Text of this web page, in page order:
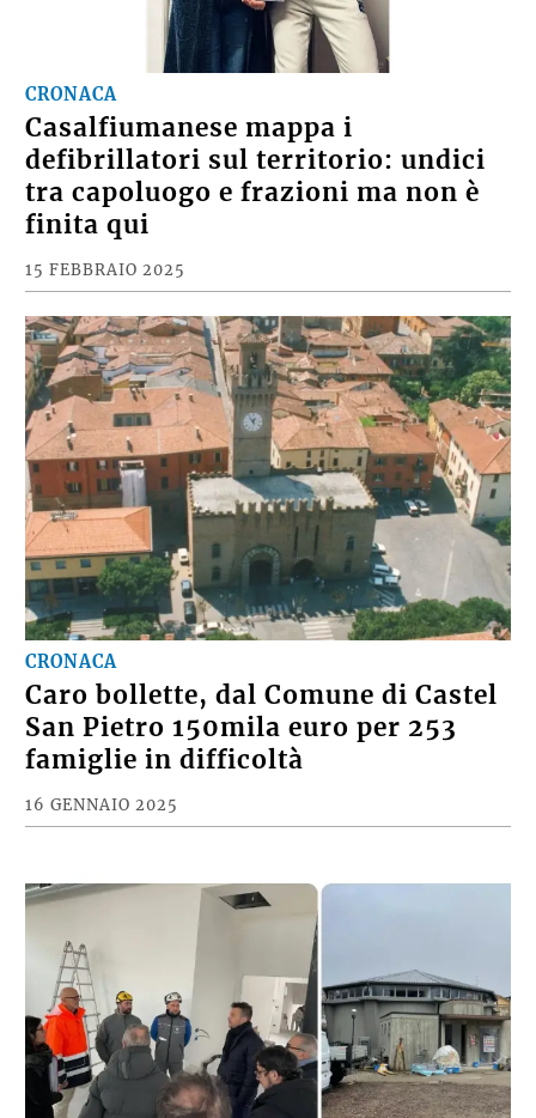
CRONACA
Casalfiumanese mappa i
defibrillatori sul territorio: undici
tra capoluogo e frazioni ma non è
finita qui
15 FEBBRAIO 2025
CRONACA
Caro bollette, dal Comune di Castel
San Pietro 150mila euro per 253
famiglie in difficoltà
16 GENNAIO 2025